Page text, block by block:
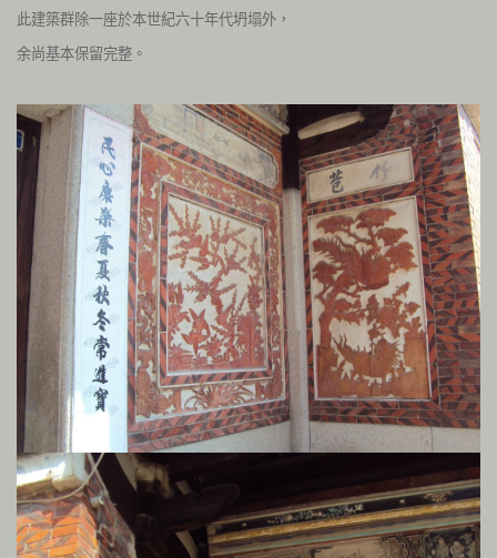
此建築群除一座於本世紀六十年代坍塌外，
余尚基本保留完整。